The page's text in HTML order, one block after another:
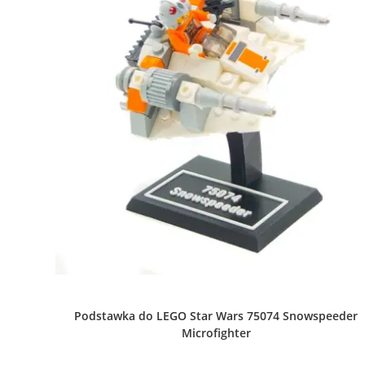
Podstawka do LEGO Star Wars 75074 Snowspeeder
Microfighter